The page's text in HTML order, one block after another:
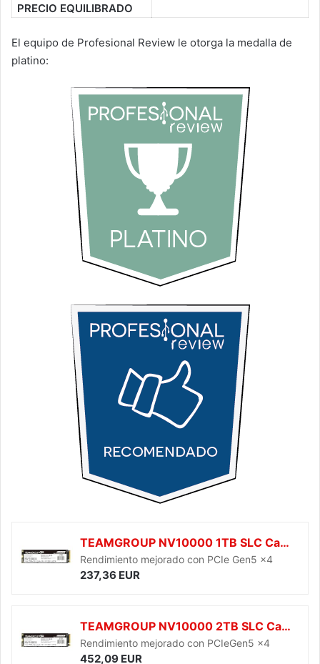
PRECIO EQUILIBRADO
El equipo de Profesional Review le otorga la medalla de
platino:
TEAMGROUP NV10000 1TB SLC Cache NVMe PCIe 5.0 Gen5x4 M.2 2280 Laptop, Desktop SSD Velocidad de lectura/escritura de hasta 10000/8200MB/s TM8FGP001T0C101
Rendimiento mejorado con PCIe Gen5 x4
237,36 EUR
TEAMGROUP NV10000 2TB SLC Cache NVMe PCIe 5.0 Gen5x4 M.2 2280 Laptop Desktop SSD Velocidad de lectura/escritura de hasta 10000/8500MB/s TM8FGP002T0C101
Rendimiento mejorado con PCIeGen5 x4
452,09 EUR